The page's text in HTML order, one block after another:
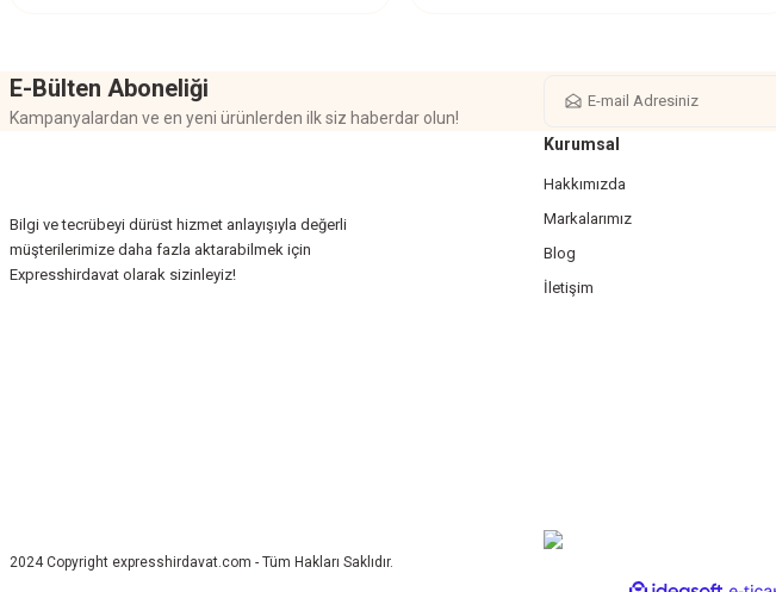
E-Bülten Aboneliği
Kampanyalardan ve en yeni ürünlerden ilk siz haberdar olun!
Bilgi ve tecrübeyi dürüst hizmet anlayışıyla değerli
müşterilerimize daha fazla aktarabilmek için
Expresshirdavat olarak sizinleyiz!
Kurumsal
Hakkımızda
Markalarımız
Blog
İletişim
2024 Copyright expresshirdavat.com - Tüm Hakları Saklıdır.